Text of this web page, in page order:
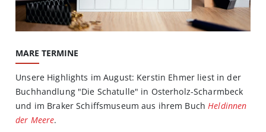
MARE TERMINE
Unsere Highlights im August: Kerstin Ehmer liest in der
Buchhandlung "Die Schatulle" in Osterholz-Scharmbeck
und im Braker Schiffsmuseum aus ihrem BuchHeldinnen
der Meere.